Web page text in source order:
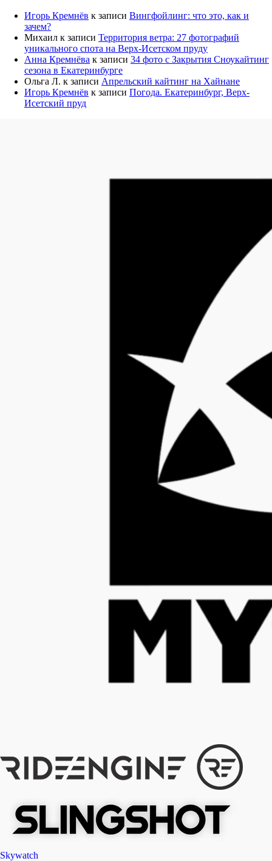
10
Игорь Кремнёв к записи Вингфойлинг: что это, как и
зачем?
Михаил к записи Территория ветра: 27 фотографий
уникального спота на Верх-Исетском пруду
Анна Кремнёва к записи 34 фото с Закрытия Сноукайтинг
сезона в Екатеринбурге
Ольга Л. к записи Апрельский кайтинг на Хайнане
Игорь Кремнёв к записи Погода. Екатеринбург, Верх-
Исетский пруд
Skywatch